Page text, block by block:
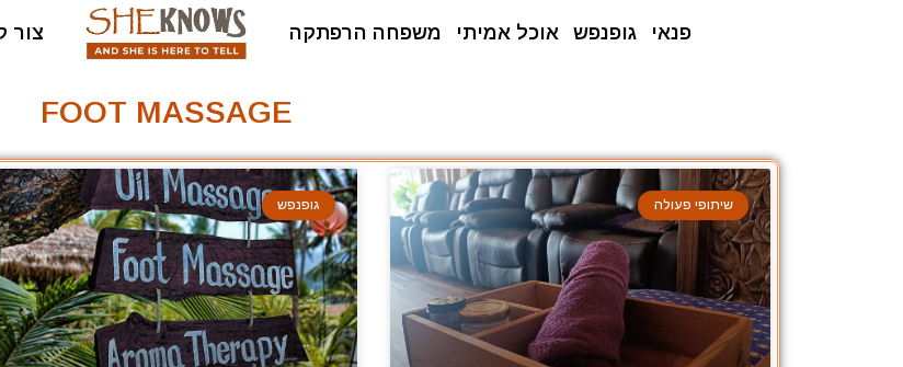
פנאי גופנפש אוכל אמיתי משפחה הרפתקה צור
FOOT MASSAGE
שיתופי פעולה גופנפש